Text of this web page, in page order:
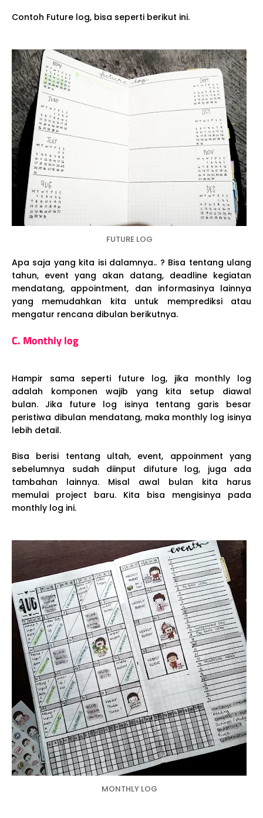
Contoh Future log, bisa seperti berikut ini.
FUTURE LOG
Apa saja yang kita isi dalamnya.. ? Bisa tentang ulang
tahun, event yang akan datang, deadline kegiatan
mendatang, appointment, dan informasinya lainnya
yang memudahkan kita untuk memprediksi atau
mengatur rencana dibulan berikutnya.
C. Monthly log
Hampir sama seperti future log, jika monthly log
adalah komponen wajib yang kita setup diawal
bulan. Jika future log isinya tentang garis besar
peristiwa dibulan mendatang, maka monthly log isinya
lebih detail.
Bisa berisi tentang ultah, event, appoinment yang
sebelumnya sudah diinput difuture log, juga ada
tambahan lainnya. Misal awal bulan kita harus
memulai project baru. Kita bisa mengisinya pada
monthly log ini.
MONTHLY LOG